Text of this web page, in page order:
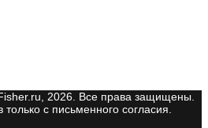
2026. Все права защищены.
с письменного согласия.